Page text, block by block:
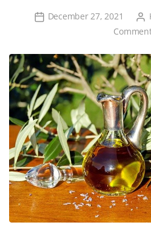
December 27, 2021